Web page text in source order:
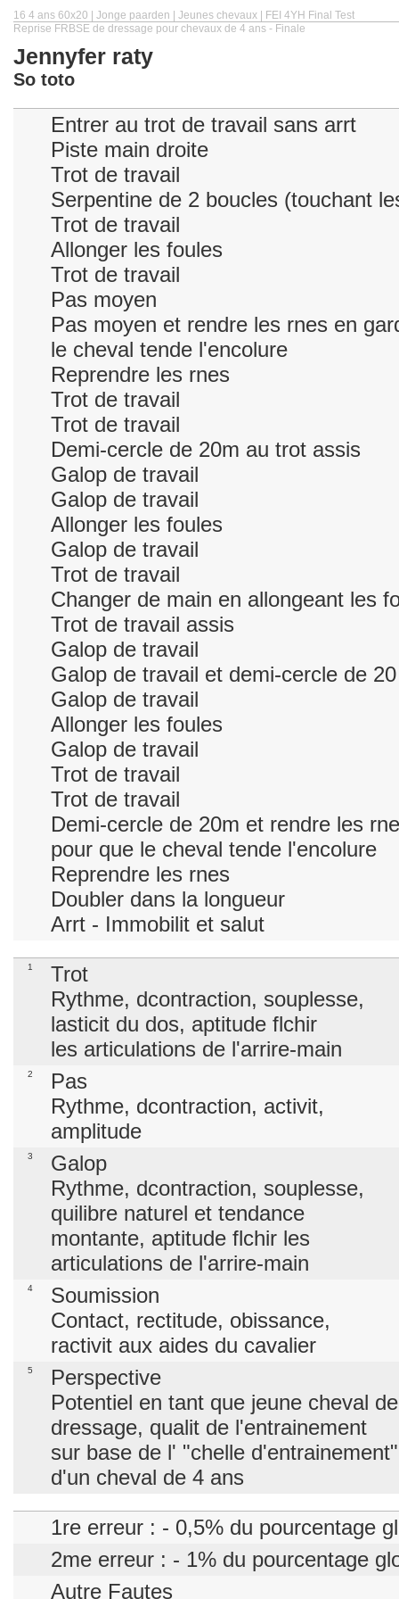
16 4 ans 60x20 | Jonge paarden | Jeunes chevaux | FEI 4YH Final Test
Reprise FRBSE de dressage pour chevaux de 4 ans - Finale
Jennyfer raty
So toto
Entrer au trot de travail sans arrt
Piste main droite
Trot de travail
Serpentine de 2 boucles (touchant
Trot de travail
Allonger les foules
Trot de travail
Pas moyen
Pas moyen et rendre les rnes en
le cheval tende l'encolure
Reprendre les rnes
Trot de travail
Trot de travail
Demi-cercle de 20m au trot assis
Galop de travail
Galop de travail
Allonger les foules
Galop de travail
Trot de travail
Changer de main en allongeant les
Trot de travail assis
Galop de travail
Galop de travail et demi-cercle de
Galop de travail
Allonger les foules
Galop de travail
Trot de travail
Trot de travail
Demi-cercle de 20m et rendre les
pour que le cheval tende l'encolure
Reprendre les rnes
Doubler dans la longueur
Arrt - Immobilit et salut
1
Trot
Rythme, dcontraction, souplesse,
lasticit du dos, aptitude flchir
les articulations de l'arrire-main
2
Pas
Rythme, dcontraction, activit,
amplitude
3
Galop
Rythme, dcontraction, souplesse,
quilibre naturel et tendance
montante, aptitude flchir les
articulations de l'arrire-main
4
Soumission
Contact, rectitude, obissance,
ractivit aux aides du cavalier
5
Perspective
Potentiel en tant que jeune cheval de
dressage, qualit de l'entrainement
sur base de l' "chelle d'entrainement"
d'un cheval de 4 ans
1re erreur : - 0,5% du pourcentage
2me erreur : - 1% du pourcentage
Autre Fautes